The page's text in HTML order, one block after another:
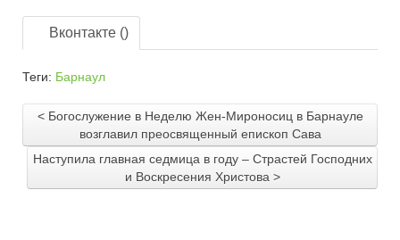
Вконтакте ()
Теги: Барнаул
< Богослужение в Неделю Жен-Мироносиц в Барнауле
возглавил преосвященный епископ Сава
Наступила главная седмица в году – Страстей Господних
и Воскресения Христова >